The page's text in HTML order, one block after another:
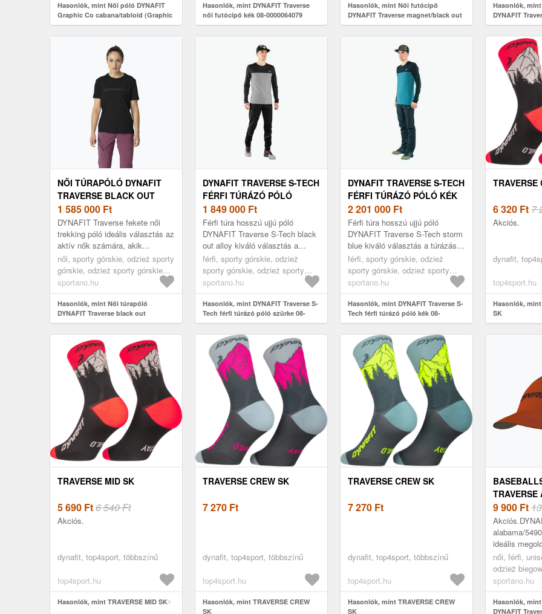
Hasonlók, mint Női póló DYNAFIT
Graphic Co cabana/tabloid (Graphic
Co 08-0000070999)
Hasonlók, mint DYNAFIT Traverse
női futócipő kék 08-0000064079
(Traverse 08-0000064079)
Hasonlók, mint Női futócipő
DYNAFIT Traverse magnet/black out
(Traverse 08-0000064079)
Hasonlók,
DYNAFIT
(Traverse 08-
NŐI TÚRAPÓLÓ DYNAFIT
TRAVERSE BLACK OUT
(TRAVERSE 08-0000072055)
1 585 000 Ft
DYNAFIT Traverse fekete női
trekking póló ideális választás az
aktív nők számára, akik
kényelmet keresnek túrázások
során. Poliészterből készült, g...
női, sporty górskie, odzież sporty
górskie, odzież sporty górskie
koszulka, fekete
sportano.hu
Hasonlók, mint Női túrapóló
DYNAFIT Traverse black out
(Traverse 08-0000072055)
DYNAFIT TRAVERSE S-TECH
FÉRFI TÚRÁZÓ PÓLÓ
SZÜRKE 08-0000071606
(TRAVERSE S-TECH 08-
0000071606)
1 849 000 Ft
Férfi túra hosszú ujjú póló
DYNAFIT Traverse S-Tech black
out alloy kiváló választás a
szabadban aktív életet kedvelők
számára, akik értékelik a ké...
férfi, sporty górskie, odzież
sporty górskie, odzież sporty
górskie koszulka, szürke
sportano.hu
Hasonlók, mint DYNAFIT Traverse S-
Tech férfi túrázó póló szürke 08-
0000071606 (Traverse S-Tech 08-
0000071606)
DYNAFIT TRAVERSE S-TECH
FÉRFI TÚRÁZÓ PÓLÓ KÉK
08-0000071606 (TRAVERSE
S-TECH 08-0000071606)
2 201 000 Ft
Férfi túra hosszú ujjú póló
DYNAFIT Traverse S-Tech storm
blue kiváló választás a túrázás
szerelmeseinek, akik
megbízhatóságot és kényelmet
várnak ...
férfi, sporty górskie, odzież
sporty górskie, odzież sporty
górskie koszulka, kék
sportano.hu
Hasonlók, mint DYNAFIT Traverse S-
Tech férfi túrázó póló kék 08-
0000071606 (Traverse S-Tech 08-
0000071606)
TRAVERSE
6 320 Ft7
Akciós.
dynafit,
top4sport.hu
Hasonlók, mint
SK
TRAVERSE MID SK
5 690 Ft6 540 Ft
Akciós.
dynafit, top4sport, többszínű
top4sport.hu
Hasonlók, mint TRAVERSE MID SK
TRAVERSE CREW SK
7 270 Ft
dynafit, top4sport, többszínű
top4sport.hu
Hasonlók, mint TRAVERSE CREW
SK
TRAVERSE CREW SK
7 270 Ft
dynafit, top4sport, többszínű
top4sport.hu
Hasonlók, mint TRAVERSE CREW
SK
9 900 Ft
alabama/
ideális
számára,
védelmet
időjárási
női, férfi,
odzież
czapka,
sportano.hu
Hasonlók,
DYNAFIT